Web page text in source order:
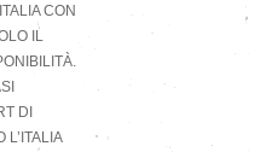
CON
IL
DI
L’ITALIA